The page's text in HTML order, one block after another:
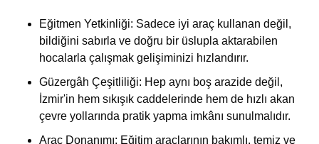
Eğitmen Yetkinliği: Sadece iyi araç kullanan değil,
bildiğini sabırla ve doğru bir üslupla aktarabilen
hocalarla çalışmak gelişiminizi hızlandırır.
Güzergâh Çeşitliliği: Hep aynı boş arazide değil,
İzmir'in hem sıkışık caddelerinde hem de hızlı akan
çevre yollarında pratik yapma imkânı sunulmalıdır.
Araç Donanımı: Eğitim araçlarının bakımlı, temiz ve